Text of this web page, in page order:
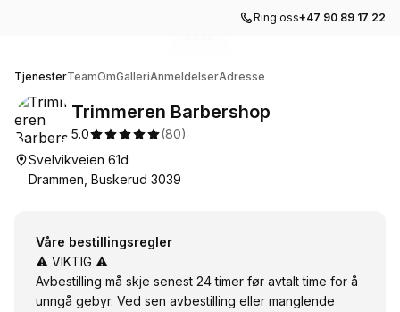
Ring oss+47 90 89 17 22
TjenesterTeamOmGalleriAnmeldelserAdresse
Trimmeren Barbershop
5.0 (80)
Svelvikveien 61d
Drammen, Buskerud 3039
Våre bestillingsregler
⚠️ VIKTIG ⚠️
Avbestilling må skje senest 24 timer før avtalt time for å
unngå gebyr. Ved sen avbestilling eller manglende